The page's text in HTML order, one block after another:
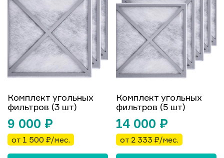
Комплект угольных
фильтров (3 шт)
9 000 ₽
от 1 500 ₽/мес.
Комплект угольных
фильтров (5 шт)
14 000 ₽
от 2 333 ₽/мес.